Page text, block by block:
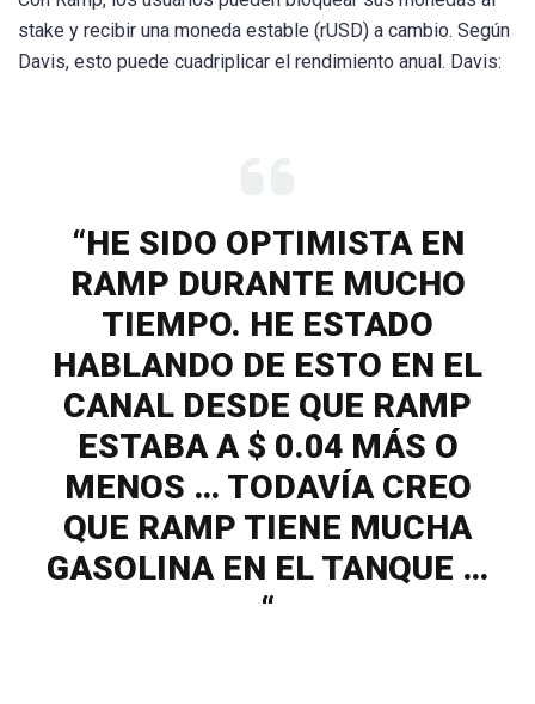
stake y recibir una moneda estable (rUSD) a cambio. Según
Davis, esto puede cuadriplicar el rendimiento anual. Davis:
“HE SIDO OPTIMISTA EN
RAMP DURANTE MUCHO
TIEMPO. HE ESTADO
HABLANDO DE ESTO EN EL
CANAL DESDE QUE RAMP
ESTABA A $ 0.04 MÁS O
MENOS … TODAVÍA CREO
QUE RAMP TIENE MUCHA
GASOLINA EN EL TANQUE …
“